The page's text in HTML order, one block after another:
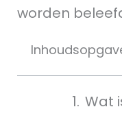
worden
Wat